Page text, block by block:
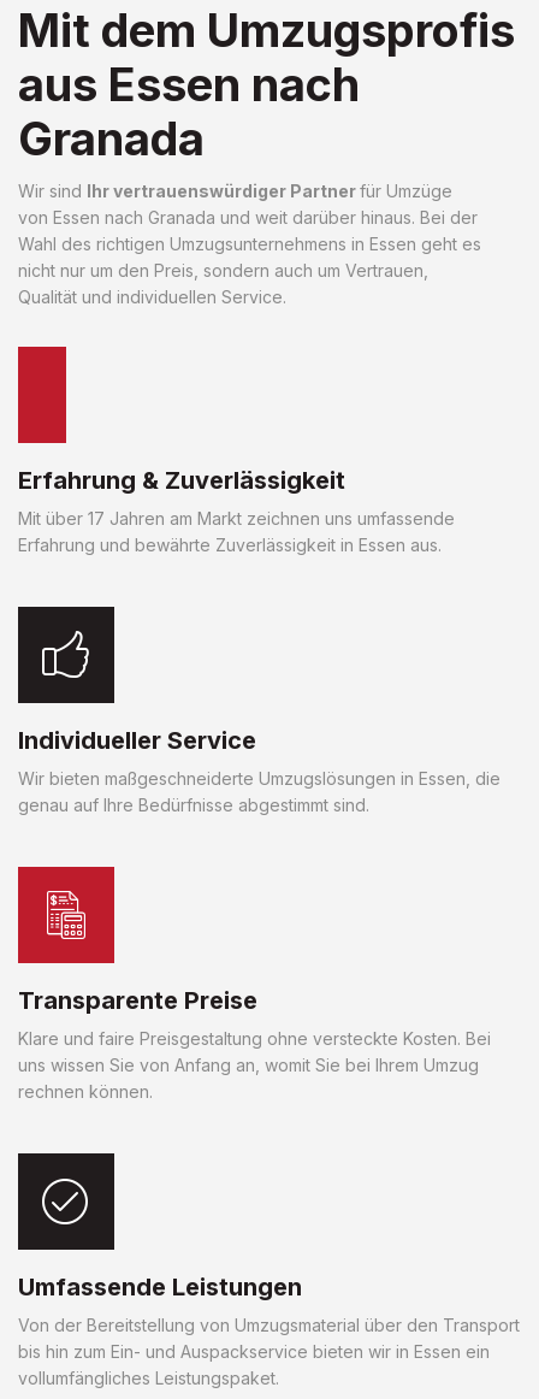
Mit dem Umzugsprofis
aus Essen nach
Granada
Wir sind Ihr vertrauenswürdiger Partnerfür Umzüge
von Essen nach Granada und weit darüber hinaus. Bei der
Wahl des richtigen Umzugsunternehmens in Essen geht es
nicht nur um den Preis, sondern auch um Vertrauen,
Qualität und individuellen Service.
Erfahrung & Zuverlässigkeit
Mit über 17 Jahren am Markt zeichnen uns umfassende
Erfahrung und bewährte Zuverlässigkeit in Essen aus.
Individueller Service
Wir bieten maßgeschneiderte Umzugslösungen in Essen, die
genau auf Ihre Bedürfnisse abgestimmt sind.
Transparente Preise
Klare und faire Preisgestaltung ohne versteckte Kosten. Bei
uns wissen Sie von Anfang an, womit Sie bei Ihrem Umzug
rechnen können.
Umfassende Leistungen
Von der Bereitstellung von Umzugsmaterial über den Transport
bis hin zum Ein- und Auspackservice bieten wir in Essen ein
vollumfängliches Leistungspaket.